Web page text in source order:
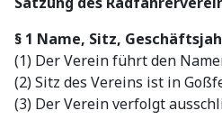
§ 1 Name, Sitz,
(1) Der Verein führt den
(2) Sitz des Vereins ist in
(3) Der Verein verfolgt